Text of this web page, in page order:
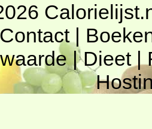
Contact|
|Dieet|